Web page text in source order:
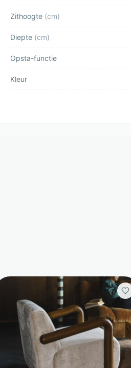
Zithoogte (cm)
Diepte (cm)
Opsta-functie
Kleur